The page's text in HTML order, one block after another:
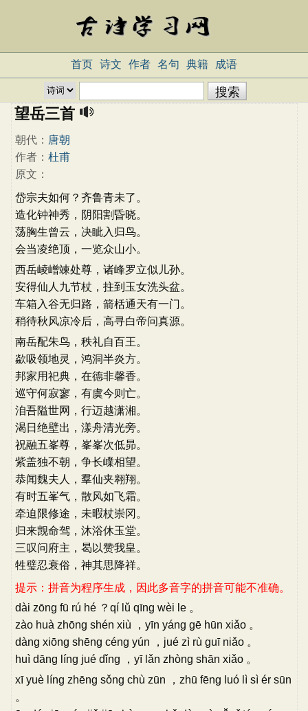
首页 诗文 作者 名句 典籍 成语
望岳三首
朝代： 唐朝
作者： 杜甫
原文：
岱宗夫如何？齐鲁青未了。
造化钟神秀，阴阳割昏晓。
荡胸生曾云，决眦入归鸟。
会当凌绝顶，一览众山小。
西岳崚嶒竦处尊，诸峰罗立似儿孙。
安得仙人九节杖，拄到玉女洗头盆。
车箱入谷无归路，箭栝通天有一门。
稍待秋风凉冷后，高寻白帝问真源。
南岳配朱鸟，秩礼自百王。
歘吸领地灵，鸿洞半炎方。
邦家用祀典，在德非馨香。
巡守何寂寥，有虞今则亡。
洎吾隘世网，行迈越潇湘。
渴日绝壁出，漾舟清光旁。
祝融五峯尊，峯峯次低昴。
紫盖独不朝，争长嶫相望。
恭闻魏夫人，羣仙夹翱翔。
有时五峯气，散风如飞霜。
牵迫限修途，未暇杖崇冈。
归来觊命驾，沐浴休玉堂。
三叹问府主，曷以赞我皇。
牲璧忍衰俗，神其思降祥。
提示：拼音为程序生成，因此多音字的拼音可能不准确。
dài zōng fū rú hé ？qí lǔ qīng wèi le 。
zào huà zhōng shén xiù ，yīn yáng gē hūn xiǎo 。
dàng xiōng shēng céng yún ，jué zì rù guī niǎo 。
huì dāng líng jué dǐng ，yī lǎn zhòng shān xiǎo 。
xī yuè líng zhēng sǒng chù zūn ，zhū fēng luó lì sì ér sūn
。